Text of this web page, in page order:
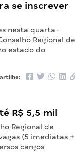
se inscrever
nesta quarta-
Regional de
estado do
R$ 5,5 mil
Regional de
(5 imediatas +
cargos